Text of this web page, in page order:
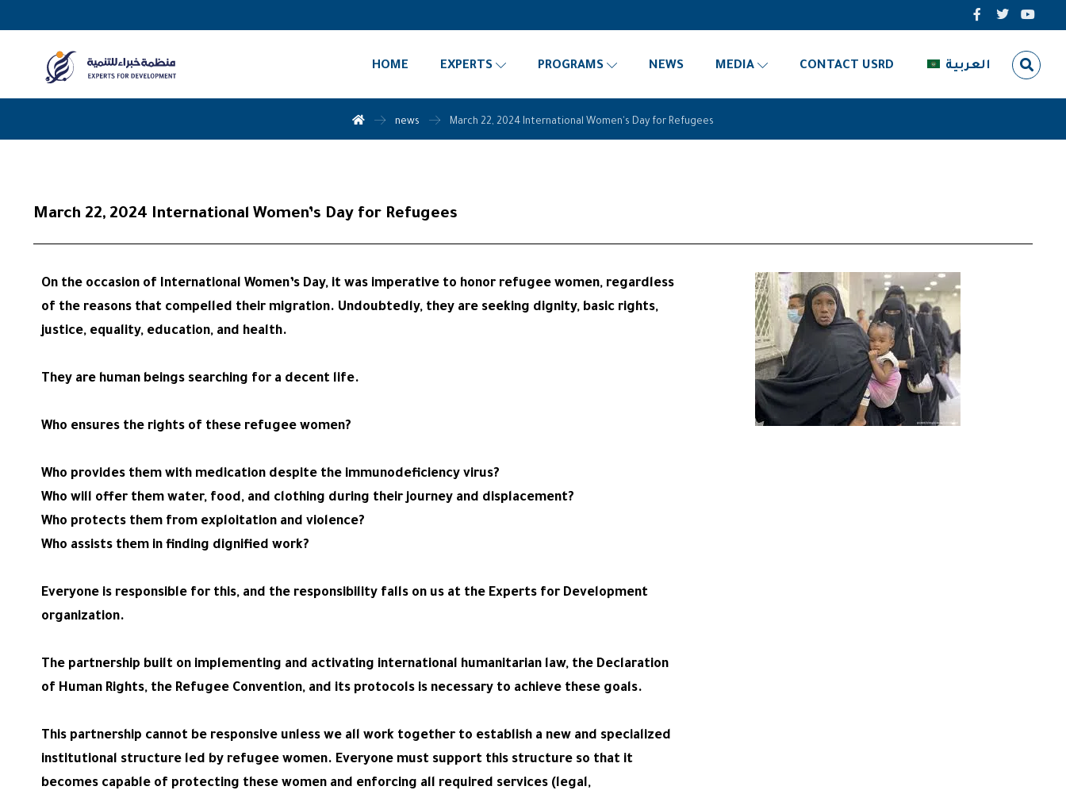
HOME EXPERTS PROGRAMS NEWS MEDIA CONTACT USRD العربية
news March 22, 2024 International Women's Day for Refugees
March 22, 2024 International Women’s Day for Refugees
On the occasion of International Women’s Day, it was imperative to honor refugee women, regardless
of the reasons that compelled their migration. Undoubtedly, they are seeking dignity, basic rights,
justice, equality, education, and health.
They are human beings searching for a decent life.
Who ensures the rights of these refugee women?
Who provides them with medication despite the immunodeficiency virus?
Who will offer them water, food, and clothing during their journey and displacement?
Who protects them from exploitation and violence?
Who assists them in finding dignified work?
Everyone is responsible for this, and the responsibility falls on us at the Experts for Development
organization.
The partnership built on implementing and activating international humanitarian law, the Declaration
of Human Rights, the Refugee Convention, and its protocols is necessary to achieve these goals.
This partnership cannot be responsive unless we all work together to establish a new and specialized
institutional structure led by refugee women. Everyone must support this structure so that it
becomes capable of protecting these women and enforcing all required services (legal,